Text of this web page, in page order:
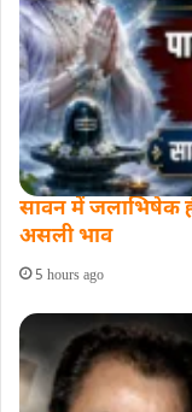
सावन में जलाभिषेक
असली भाव
5 hours ago